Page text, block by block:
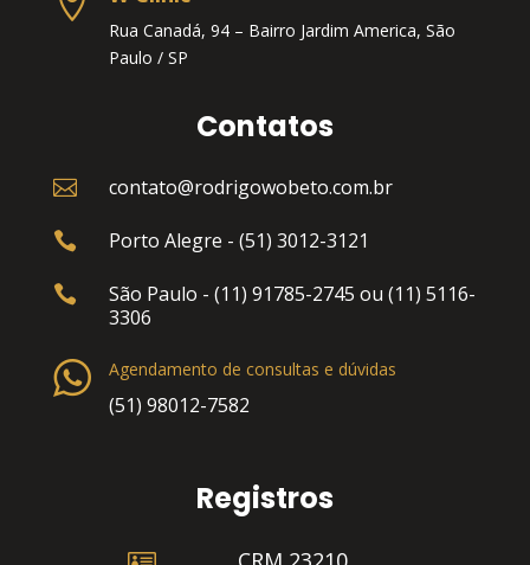
Rua Canadá, 94 – Bairro Jardim America, São
Paulo / SP
Contatos
 contato@rodrigowobeto.com.br
 Porto Alegre - (51) 3012-3121

São Paulo - (11) 91785-2745 ou (11) 5116-
3306
Agendamento de consultas e dúvidas
(51) 98012-7582
Registros